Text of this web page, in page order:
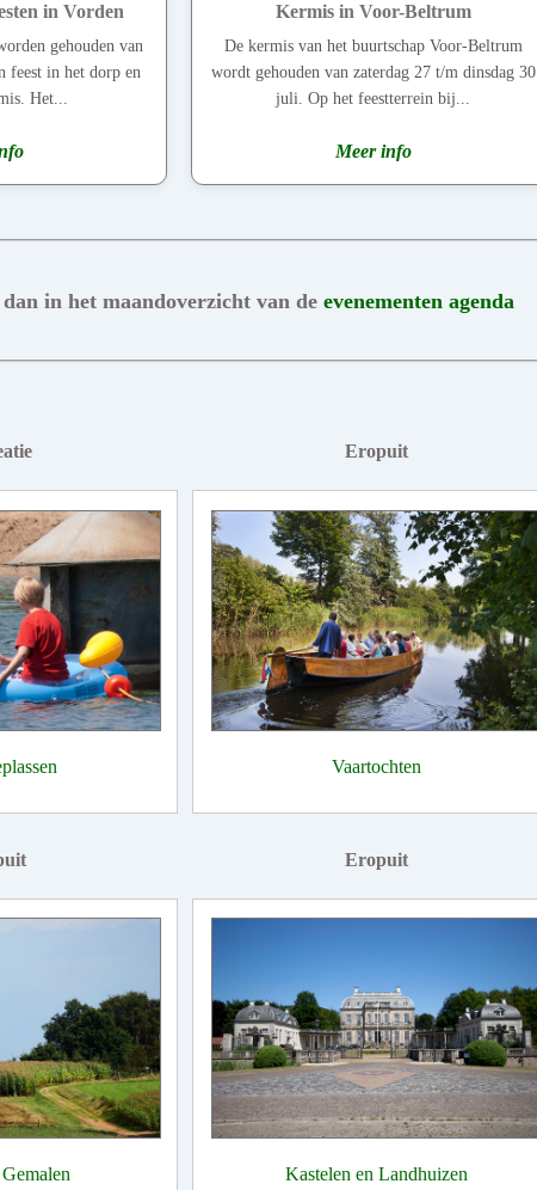
in Vorden
gehouden van
feest in het dorp en
Het...
Kermis in Voor-Beltrum
De kermis van het buurtschap Voor-Beltrum
wordt gehouden van zaterdag 27 t/m dinsdag 30
juli. Op het feestterrein bij...
Meer info
in het maandoverzicht van de evenementen agenda
Eropuit
Vaartochten
Eropuit
Kastelen en Landhuizen